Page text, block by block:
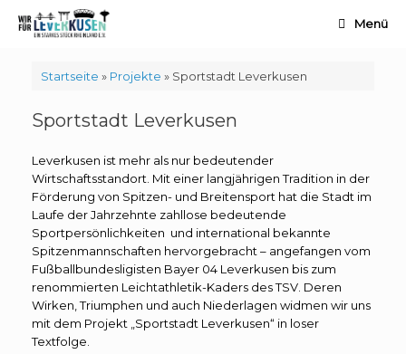
Inhalt
springen
Menü
Startseite » Projekte » Sportstadt Leverkusen
Sportstadt Leverkusen
Leverkusen ist mehr als nur bedeutender
Wirtschaftsstandort. Mit einer langjährigen Tradition in der
Förderung von Spitzen- und Breitensport hat die Stadt im
Laufe der Jahrzehnte zahllose bedeutende
Sportpersönlichkeiten und international bekannte
Spitzenmannschaften hervorgebracht – angefangen vom
Fußballbundesligisten Bayer 04 Leverkusen bis zum
renommierten Leichtathletik-Kaders des TSV. Deren
Wirken, Triumphen und auch Niederlagen widmen wir uns
mit dem Projekt „Sportstadt Leverkusen“ in loser
Textfolge.